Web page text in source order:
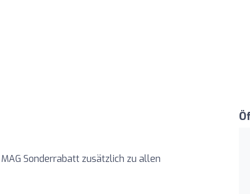
Sonderrabatt zusätzlich zu allen